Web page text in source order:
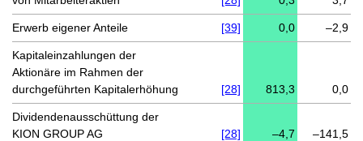
Erwerb eigener Anteile [39] 0,0 –2,9
Kapitaleinzahlungen der
Aktionäre im Rahmen der
durchgeführten Kapitalerhöhung
[28] 813,3 0,0
Dividendenausschüttung der
KION GROUP AG
[28] –4,7 –141,5